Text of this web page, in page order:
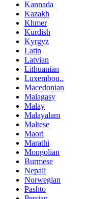
Kannada
Kazakh
Khmer
Kurdish
Kyrgyz
Latin
Latvian
Lithuanian
Luxembou..
Macedonian
Malagasy
Malay
Malayalam
Maltese
Maori
Marathi
Mongolian
Burmese
Nepali
Norwegian
Pashto